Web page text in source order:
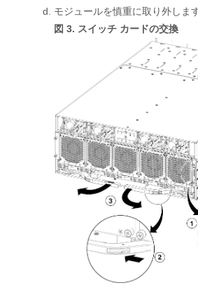
モジュールを慎重に取り外します
図 3. スイッチ カードの交換